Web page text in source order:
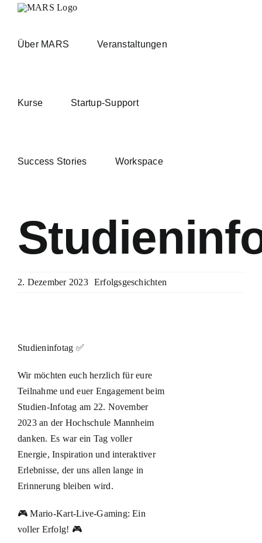
springen
Über MARS Veranstaltungen
Kurse Startup-Support
Success Stories Workspace
2. Dezember 2023 Erfolgsgeschichten
Studieninfotag ✅
Wir möchten euch herzlich für eure
Teilnahme und euer Engagement beim
Studien-Infotag am 22. November
2023 an der Hochschule Mannheim
danken. Es war ein Tag voller
Energie, Inspiration und interaktiver
Erlebnisse, der uns allen lange in
Erinnerung bleiben wird.
🎮 Mario-Kart-Live-Gaming: Ein
voller Erfolg! 🎮